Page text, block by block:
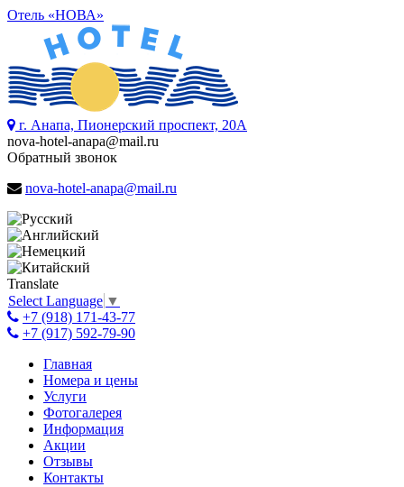
Отель «НОВА»
г. Анапа, Пионерский проспект, 20А
nova-hotel-anapa@mail.ru
Обратный звонок
nova-hotel-anapa@mail.ru
Translate
Select Language ▼
+7 (918) 171-43-77
+7 (917) 592-79-90
Главная
Номера и цены
Услуги
Фотогалерея
Информация
Акции
Отзывы
Контакты